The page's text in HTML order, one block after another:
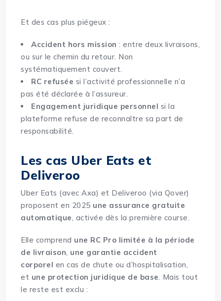
Et des cas plus piégeux :
Accident hors mission : entre deux livraisons,
ou sur le chemin du retour. Non
systématiquement couvert.
RC refusée si l’activité professionnelle n’a
pas été déclarée à l’assureur.
Engagement juridique personnel si la
plateforme refuse de reconnaître sa part de
responsabilité.
Les cas Uber Eats et
Deliveroo
Uber Eats (avec Axa) et Deliveroo (via Qover)
proposent en 2025 une assurance gratuite
automatique, activée dès la première course.
Elle comprend une RC Pro limitée à la période
de livraison, une garantie accident
corporel en cas de chute ou d’hospitalisation,
et une protection juridique de base. Mais tout
le reste est exclu :